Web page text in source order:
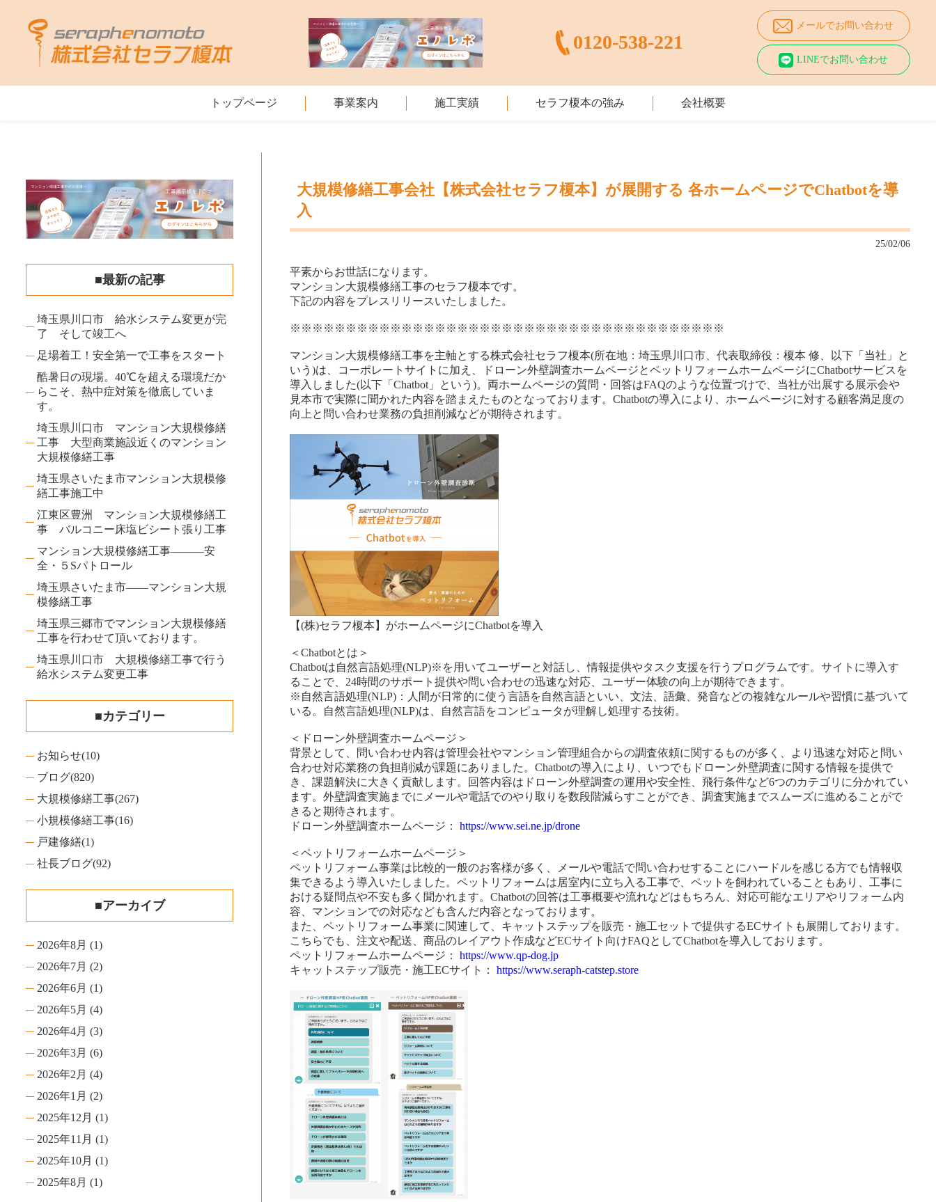
0120-538-221
メールでお問い合わせ
LINEでお問い合わせ
トップページ 事業案内 施工実績 セラフ榎本の強み 会社概要
■最新の記事
埼玉県川口市 給水システム変更が完
了 そして竣工へ
足場着工！安全第一で工事をスタート
酷暑日の現場。40℃を超える環境だか
らこそ、熱中症対策を徹底していま
す。
埼玉県川口市 マンション大規模修繕
工事 大型商業施設近くのマンション
大規模修繕工事
埼玉県さいたま市マンション大規模修
繕工事施工中
江東区豊洲 マンション大規模修繕工
事 バルコニー床塩ビシート張り工事
マンション大規模修繕工事―――安
全・５Sパトロール
埼玉県さいたま市――マンション大規
模修繕工事
埼玉県三郷市でマンション大規模修繕
工事を行わせて頂いております。
埼玉県川口市 大規模修繕工事で行う
給水システム変更工事
■カテゴリー
お知らせ(10)
ブログ(820)
大規模修繕工事(267)
小規模修繕工事(16)
戸建修繕(1)
社長ブログ(92)
■アーカイブ
2026年8月 (1)
2026年7月 (2)
2026年6月 (1)
2026年5月 (4)
2026年4月 (3)
2026年3月 (6)
2026年2月 (4)
2026年1月 (2)
2025年12月 (1)
2025年11月 (1)
2025年10月 (1)
2025年8月 (1)
大規模修繕工事会社【株式会社セラフ榎本】が展開する 各ホームページでChatbotを導
入
25/02/06
平素からお世話になります。
マンション大規模修繕工事のセラフ榎本です。
下記の内容をプレスリリースいたしました。
※※※※※※※※※※※※※※※※※※※※※※※※※※※※※※※※※※※※※※※
マンション大規模修繕工事を主軸とする株式会社セラフ榎本(所在地：埼玉県川口市、代表取締役：榎本 修、以下「当社」と
いう)は、コーポレートサイトに加え、ドローン外壁調査ホームページとペットリフォームホームページにChatbotサービスを
導入しました(以下「Chatbot」という)。両ホームページの質問・回答はFAQのような位置づけで、当社が出展する展示会や
見本市で実際に聞かれた内容を踏まえたものとなっております。Chatbotの導入により、ホームページに対する顧客満足度の
向上と問い合わせ業務の負担削減などが期待されます。
【(株)セラフ榎本】がホームページにChatbotを導入
＜Chatbotとは＞
Chatbotは自然言語処理(NLP)※を用いてユーザーと対話し、情報提供やタスク支援を行うプログラムです。サイトに導入す
ることで、24時間のサポート提供や問い合わせの迅速な対応、ユーザー体験の向上が期待できます。
※自然言語処理(NLP)：人間が日常的に使う言語を自然言語といい、文法、語彙、発音などの複雑なルールや習慣に基づいて
いる。自然言語処理(NLP)は、自然言語をコンピュータが理解し処理する技術。
＜ドローン外壁調査ホームページ＞
背景として、問い合わせ内容は管理会社やマンション管理組合からの調査依頼に関するものが多く、より迅速な対応と問い
合わせ対応業務の負担削減が課題にありました。Chatbotの導入により、いつでもドローン外壁調査に関する情報を提供で
き、課題解決に大きく貢献します。回答内容はドローン外壁調査の運用や安全性、飛行条件など6つのカテゴリに分かれてい
ます。外壁調査実施までにメールや電話でのやり取りを数段階減らすことができ、調査実施までスムーズに進めることがで
きると期待されます。
ドローン外壁調査ホームページ：https://www.sei.ne.jp/drone
＜ペットリフォームホームページ＞
ペットリフォーム事業は比較的一般のお客様が多く、メールや電話で問い合わせすることにハードルを感じる方でも情報収
集できるよう導入いたしました。ペットリフォームは居室内に立ち入る工事で、ペットを飼われていることもあり、工事に
おける疑問点や不安も多く聞かれます。Chatbotの回答は工事概要や流れなどはもちろん、対応可能なエリアやリフォーム内
容、マンションでの対応なども含んだ内容となっております。
また、ペットリフォーム事業に関連して、キャットステップを販売・施工セットで提供するECサイトも展開しております。
こちらでも、注文や配送、商品のレイアウト作成などECサイト向けFAQとしてChatbotを導入しております。
ペットリフォームホームページ：https://www.qp-dog.jp
キャットステップ販売・施工ECサイト：https://www.seraph-catstep.store